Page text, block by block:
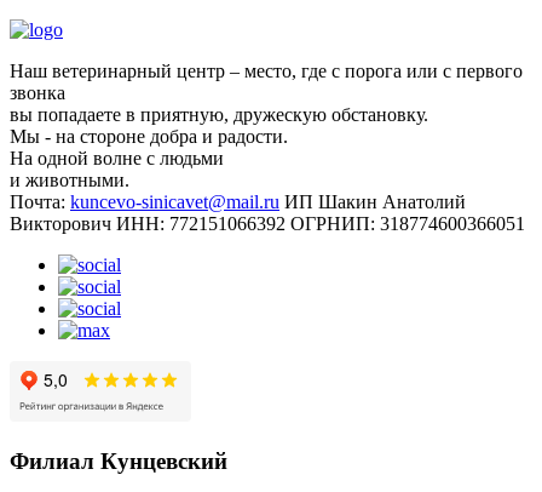
Наш ветеринарный центр – место, где с порога или с первого
звонка
вы попадаете в приятную, дружескую обстановку.
Мы - на стороне добра и радости.
На одной волне с людьми
и животными.
Почта: kuncevo-sinicavet@mail.ru ИП Шакин Анатолий
Викторович ИНН: 772151066392 ОГРНИП: 318774600366051
Филиал Кунцевский